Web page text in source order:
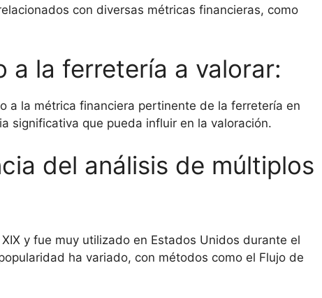
con diversas métricas financieras, como
a la ferretería a valorar:
a la métrica financiera pertinente de la ferretería en
significativa que pueda influir en la valoración.
del análisis de múltiplos
y fue muy utilizado en Estados Unidos durante el
ha variado, con métodos como el Flujo de